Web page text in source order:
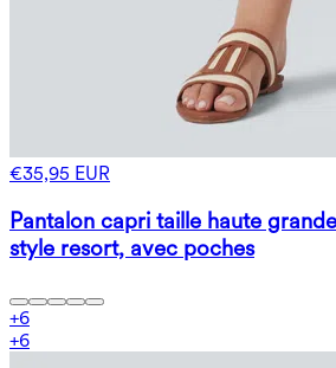
€35,95 EUR
Pantalon capri taille haute
style resort, avec poches
+6
+6